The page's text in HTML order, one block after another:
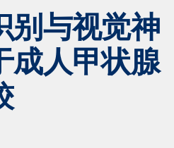
别与视觉神
成人甲状腺